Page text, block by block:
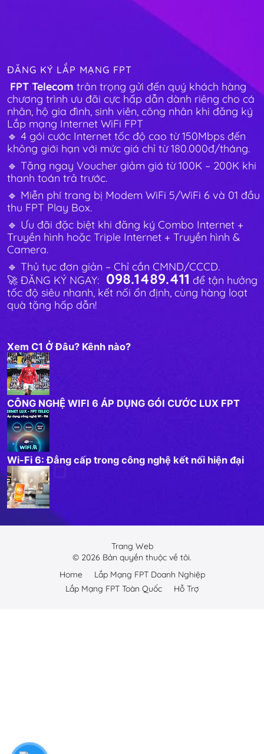
ĐĂNG KÝ LẮP MẠNG FPT
FPT Telecom trân trọng gửi đến quý khách hàng
chương trình ưu đãi cực hấp dẫn dành riêng cho cá
nhân, hộ gia đình, sinh viên, công nhân khi đăng ký
Lắp mạng Internet WiFi FPT
🔹 4 gói cước Internet tốc độ cao từ 150Mbps đến
không giới hạn với mức giá chỉ từ 180.000đ/tháng.
🔹 Tặng ngay Voucher giảm giá từ 100K – 200K khi
thanh toán trả trước.
🔹 Miễn phí trang bị Modem WiFi 5/WiFi 6 và 01 đầu
thu FPT Play Box.
🔹 Ưu đãi đặc biệt khi đăng ký Combo Internet +
Truyền hình hoặc Triple Internet + Truyền hình &
Camera.
🔹 Thủ tục đơn giản – Chỉ cần CMND/CCCD.
🚀 ĐĂNG KÝ NGAY: 098.1489.411 để tận hưởng
tốc độ siêu nhanh, kết nối ổn định, cùng hàng loạt
quà tặng hấp dẫn!
Xem C1 Ở Đâu? Kênh nào?
CÔNG NGHỆ WIFI 6 ÁP DỤNG GÓI CƯỚC LUX FPT
Wi-Fi 6: Đẳng cấp trong công nghệ kết nối hiện đại
Trang Web
© 2026 Bản quyền thuộc về tôi.
Home
Lắp Mạng FPT Doanh Nghiệp
Lắp Mạng FPT Toàn Quốc
Hỗ Trợ